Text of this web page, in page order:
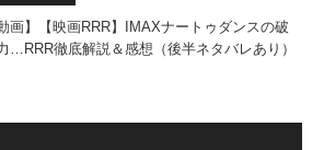
動画】【映画RRR】IMAXナートゥダンスの破
…RRR徹底解説＆感想（後半ネタバレあり）